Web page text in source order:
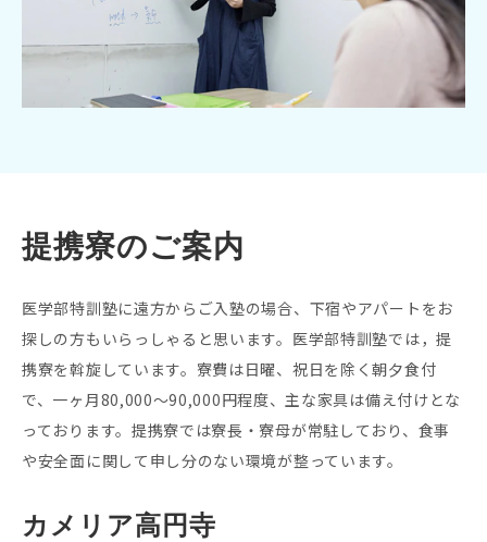
提携寮のご案内
医学部特訓塾に遠方からご入塾の場合、下宿やアパートをお
探しの方もいらっしゃると思います。医学部特訓塾では，提
携寮を斡旋しています。寮費は日曜、祝日を除く朝夕食付
で、一ヶ月80,000〜90,000円程度、主な家具は備え付けとな
っております。提携寮では寮長・寮母が常駐しており、食事
や安全面に関して申し分のない環境が整っています。
カメリア高円寺